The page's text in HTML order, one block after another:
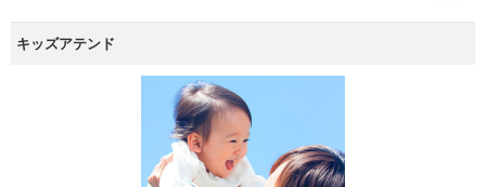
キッズアテンド